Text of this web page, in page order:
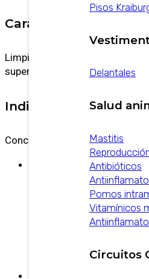
Pisos
Delantales
Salud
Mastitis
Antibióticos
Pomos
Vitamínicos
Circuitos
Características
Limpiador para uso en circuitos
superficies inertes.
Indicaciones de uso
Concentraciones de uso: 0,1 a
: luego de las
de lavado sanear por
con el producto en una
100ppm de agente
dilución de 0,1%v/v. Para
400 ppm de agente
dilución de 0,4%v/v.